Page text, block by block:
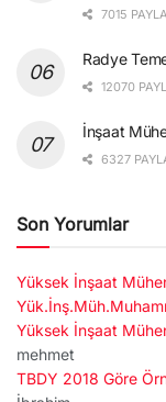
7015
Radye
12070
İnşaat
6327
Son Yorumlar
Yüksek İnşaat
Yüksek İnşaat
mehmet
TBDY 2018 Göre